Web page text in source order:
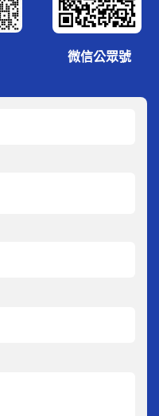
微信公眾號